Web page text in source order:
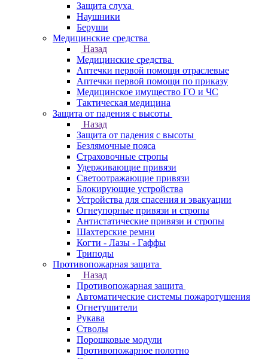
Защита слуха
Наушники
Беруши
Медицинские средства
Назад
Медицинские средства
Аптечки первой помощи отраслевые
Аптечки первой помощи по приказу
Медицинское имущество ГО и ЧС
Тактическая медицина
Защита от падения с высоты
Назад
Защита от падения с высоты
Безлямочные пояса
Страховочные стропы
Удерживающие привязи
Светоотражающие привязи
Блокирующие устройства
Устройства для спасения и эвакуации
Огнеупорные привязи и стропы
Антистатические привязи и стропы
Шахтерские ремни
Когти - Лазы - Гаффы
Триподы
Противопожарная защита
Назад
Противопожарная защита
Автоматические системы пожаротушения
Огнетушители
Рукава
Стволы
Порошковые модули
Противопожарное полотно